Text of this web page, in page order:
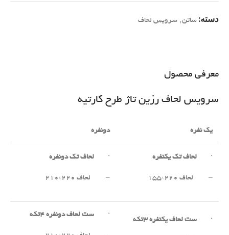
معرفی محصول
سرویس لحاف رزین تاژ طرح کارتیه
یک نفره دونفره
· لحاف تک یکنفره
– لحاف ۲۲۰*۱۵۵
· لحاف تک دونفره
– لحاف ۲۲۰*۲۱۰
· ست لحاف یکنفره ۳تکه
· ست لحاف دونفره ۴تکه
دسته: ساتن, سرویس لحاف